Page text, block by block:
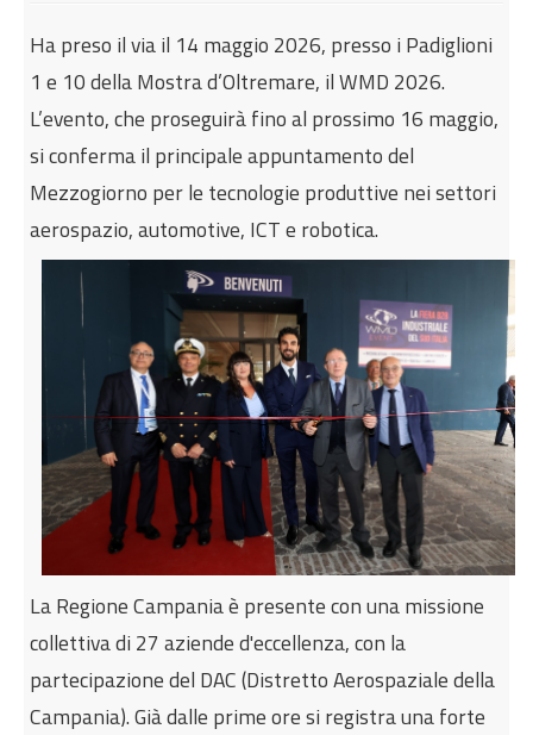
Attrazione degli investimenti
Incentivi e agevolazioni
Internazionalizzazione
Eventi formativi
Glossario
Contatti
Sei qui:
Home
Internazionalizzazione
WMD World Metrology Day 2026
Ha preso il via il 14 maggio 2026, presso i Padiglioni
1 e 10 della Mostra d’Oltremare, il WMD 2026.
L’evento, che proseguirà fino al prossimo 16 maggio,
si conferma il principale appuntamento del
Mezzogiorno per le tecnologie produttive nei settori
aerospazio, automotive, ICT e robotica.
La Regione Campania è presente con una missione
collettiva di 27 aziende d'eccellenza, con la
partecipazione del DAC (Distretto Aerospaziale della
Campania). Già dalle prime ore si registra una forte